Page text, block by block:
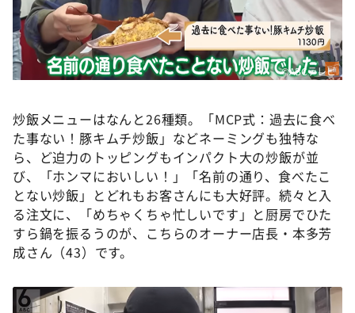
©ABCテレビ
炒飯メニューはなんと26種類。「MCP式：過去に食べ
た事ない！豚キムチ炒飯」などネーミングも独特な
ら、ど迫力のトッピングもインパクト大の炒飯が並
び、「ホンマにおいしい！」「名前の通り、食べたこ
とない炒飯」とどれもお客さんにも大好評。続々と入
る注文に、「めちゃくちゃ忙しいです」と厨房でひた
すら鍋を振るうのが、こちらのオーナー店長・本多芳
成さん（43）です。